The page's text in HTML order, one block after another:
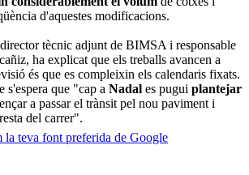
d'aquestes modificacions.
tècnic adjunt de BIMSA i responsable
ha explicat que els treballs avancen a
és que es compleixin els calendaris fixats.
s'espera que "cap a Nadal es pugui plantejar
a passar el trànsit pel nou paviment i
del carrer".
la teva font preferida de Google